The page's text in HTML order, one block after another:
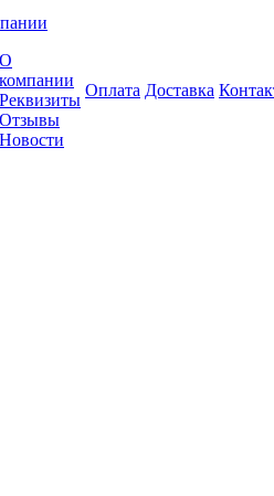
О
компании
Реквизиты
Отзывы
Новости
Оплата Доставка